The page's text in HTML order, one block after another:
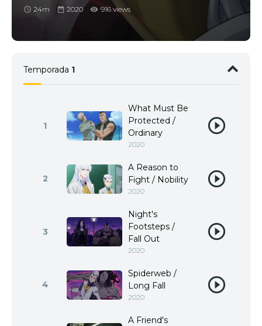
24m 2020 916 views
Temporada 1
1
What Must Be
Protected /
Ordinary
2020
2
A Reason to
Fight / Nobility
2020
3
Night's
Footsteps /
Fall Out
2020
4
Spiderweb /
Long Fall
2020
A Friend's